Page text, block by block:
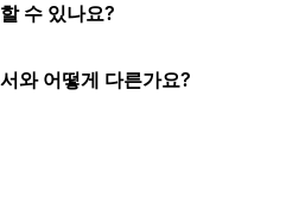
수 있나요?
와 어떻게 다른가요?